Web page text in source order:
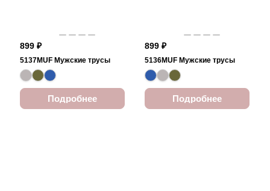
899 ₽
5137MUF Мужские трусы
Подробнее
899 ₽
5136MUF Мужские трусы
Подробнее